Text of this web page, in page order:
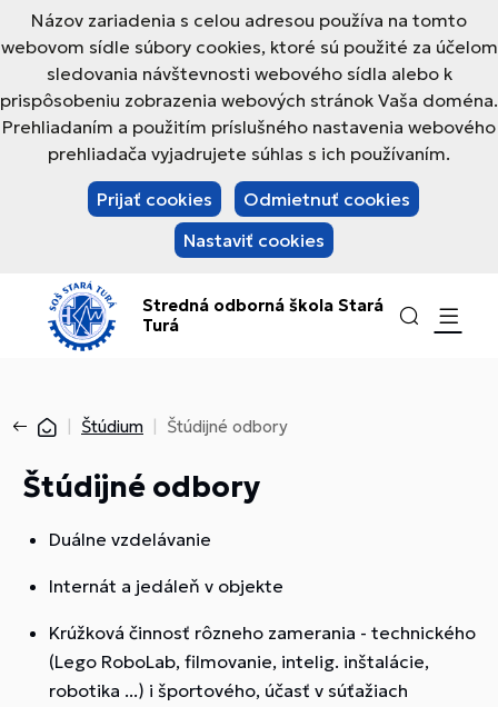
Názov zariadenia s celou adresou používa na tomto
webovom sídle súbory cookies, ktoré sú použité za účelom
sledovania návštevnosti webového sídla alebo k
prispôsobeniu zobrazenia webových stránok Vaša doména.
Prehliadaním a použitím príslušného nastavenia webového
prehliadača vyjadrujete súhlas s ich používaním.
Prijať cookies
Odmietnuť cookies
Nastaviť cookies
Stredná odborná škola Stará
Turá
Štúdium Štúdijné odbory
Štúdijné odbory
Duálne vzdelávanie
Internát a jedáleň v objekte
Krúžková činnosť rôzneho zamerania - technického
(Lego RoboLab, filmovanie, intelig. inštalácie,
robotika ...) i športového, účasť v súťažiach